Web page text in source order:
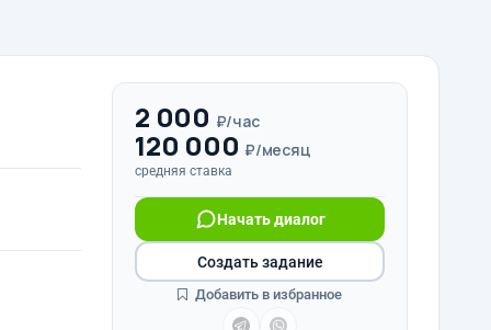
2 000 ₽/час
120 000 ₽/месяц
средняя ставка
Начать диалог
Создать задание
Добавить в избранное